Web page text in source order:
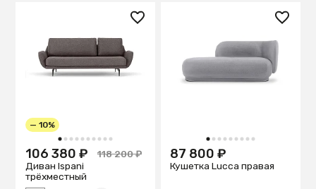
1 2 3 4 5 6 7 8 9 10
— 10%
106 380 ₽
118 200 ₽
Диван Ispani
трёхместный
1 2 3 4 5 6 7 8 9
87 800 ₽
Кушетка Lucca правая